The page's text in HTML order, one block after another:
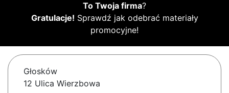
To Twoja firma?
Gratulacje! Sprawdź jak odebrać materiały
promocyjne!
Głosków
12 Ulica Wierzbowa